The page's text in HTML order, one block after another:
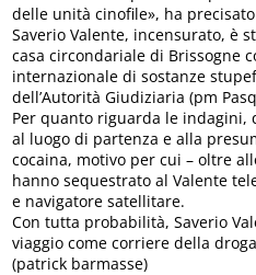
delle unità cinofile», ha
Saverio Valente, incensurato, è
casa circondariale di Brissogne
internazionale di sostanze
dell’Autorità Giudiziaria (pm
Per quanto riguarda le indagini,
al luogo di partenza e alla
cocaina, motivo per cui – oltre
hanno sequestrato al Valente
e navigatore satellitare.
Con tutta probabilità, Saverio
viaggio come corriere della
(patrick barmasse)